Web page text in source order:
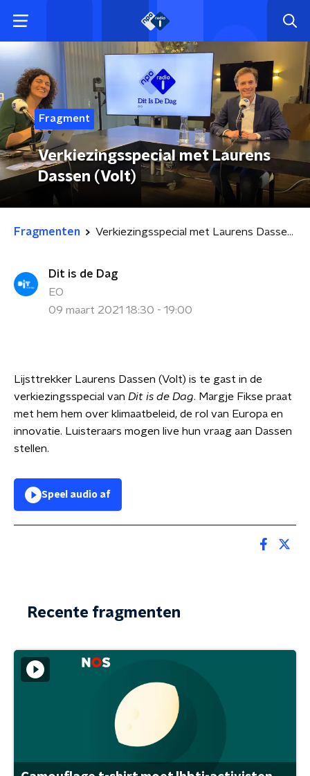
Fragment
Verkiezingsspecial met Laurens
Dassen (Volt)
Fragmenten Verkiezingsspecial met Laurens Dassen (Volt)
Dit is de Dag
EO
09 maart 2021 18:30 - 19:00
Lijsttrekker Laurens Dassen (Volt) is te gast in de
verkiezingsspecial van Dit is de Dag. Margje Fikse praat
met hem hem over klimaatbeleid, de rol van Europa en
innovatie. Luisteraars mogen live hun vraag aan Dassen
stellen.
Speel audio af
Recente fragmenten